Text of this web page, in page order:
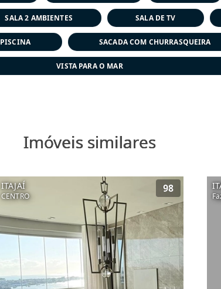
SALA 2 AMBIENTES SALA DE TV
PISCINA SACADA COM CHURRASQUEIRA
VISTA PARA O MAR
Imóveis similares
ITAJAÍ
CENTRO
98